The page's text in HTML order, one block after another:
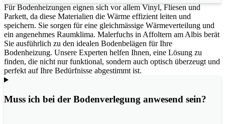
Für Bodenheizungen eignen sich vor allem Vinyl, Fliesen und
Parkett, da diese Materialien die Wärme effizient leiten und
speichern. Sie sorgen für eine gleichmässige Wärmeverteilung und
ein angenehmes Raumklima. Malerfuchs in Affoltern am Albis berät
Sie ausführlich zu den idealen Bodenbelägen für Ihre
Bodenheizung. Unsere Experten helfen Ihnen, eine Lösung zu
finden, die nicht nur funktional, sondern auch optisch überzeugt und
perfekt auf Ihre Bedürfnisse abgestimmt ist.
Muss ich bei der Bodenverlegung anwesend sein?